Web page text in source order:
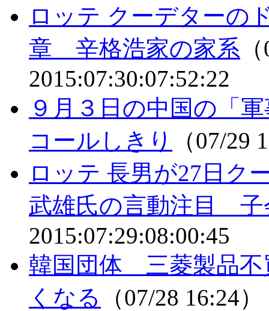
ロッテ クーデター
章 辛格浩家の家系
2015:07:30:07:52:22
９月３日の中国の「
コールしきり
（07/29
ロッテ 長男が27日ク
武雄氏の言動注目 子
2015:07:29:08:00:45
韓国団体 三菱製品
くなる
（07/28 16:24）